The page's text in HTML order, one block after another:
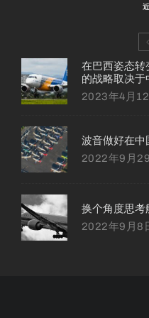
在巴西姿态转
的战略取决于
2023年4月12
波音做好在中
2022年9月
换个角度思考
2022年9月8